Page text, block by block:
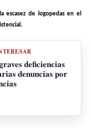
escasez de logopedas en el
deficiencias
denuncias por